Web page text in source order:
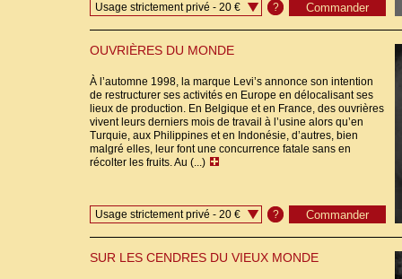
Usage strictement privé - 20 € ?
OUVRIÈRES DU MONDE
À l’automne 1998, la marque Levi’s annonce son intention
de restructurer ses activités en Europe en délocalisant ses
lieux de production. En Belgique et en France, des ouvrières
vivent leurs derniers mois de travail à l’usine alors qu’en
Turquie, aux Philippines et en Indonésie, d’autres, bien
malgré elles, leur font une concurrence fatale sans en
récolter les fruits. Au (...)
Usage strictement privé - 20 € ?
SUR LES CENDRES DU VIEUX MONDE